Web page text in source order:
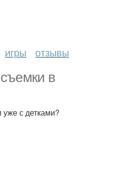
игры отзывы
в
с детками?